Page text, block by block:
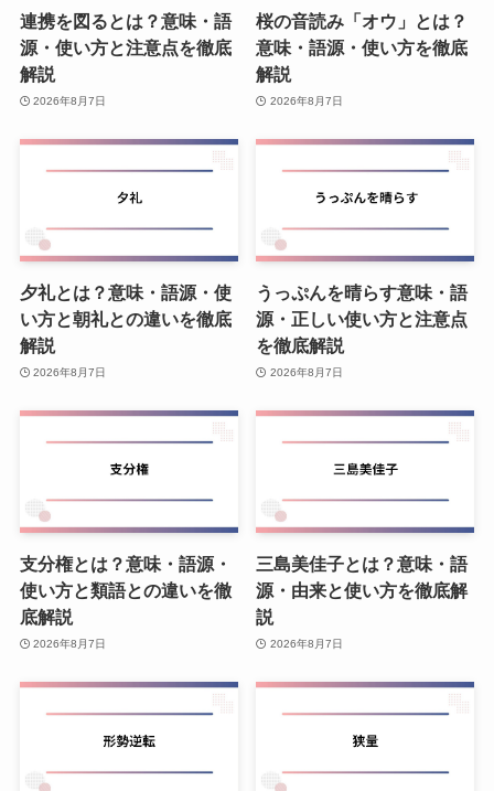
連携を図るとは？意味・語
源・使い方と注意点を徹底
解説
2026年8月7日
桜の音読み「オウ」とは？
意味・語源・使い方を徹底
解説
2026年8月7日
夕礼とは？意味・語源・使
い方と朝礼との違いを徹底
解説
2026年8月7日
うっぷんを晴らす意味・語
源・正しい使い方と注意点
を徹底解説
2026年8月7日
支分権とは？意味・語源・
使い方と類語との違いを徹
底解説
2026年8月7日
三島美佳子とは？意味・語
源・由来と使い方を徹底解
説
2026年8月7日